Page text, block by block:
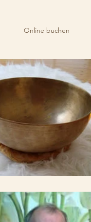
Online buchen